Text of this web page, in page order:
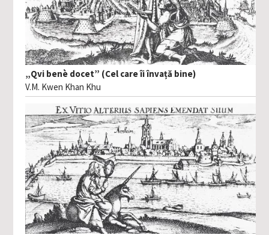
„Qvi benè docet” (Cel care îi învață bine)
V.M. Kwen Khan Khu